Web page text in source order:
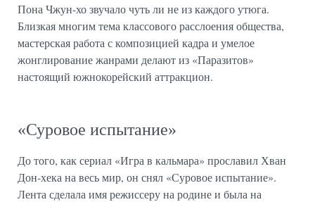
Пона Чжун-хо звучало чуть ли не из каждого утюга.
Близкая многим тема классового расслоения общества,
мастерская работа с композицией кадра и умелое
жонглирование жанрами делают из «Паразитов»
настоящий южнокорейский аттракцион.
«Суровое испытание»
До того, как сериал «Игра в кальмара» прославил Хван
Дон-хека на весь мир, он снял «Суровое испытание».
Лента сделала имя режиссеру на родине и была на